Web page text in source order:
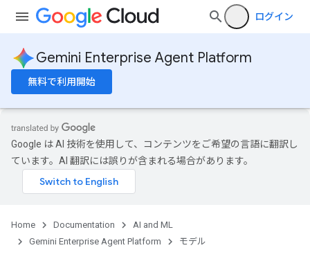
ログイン
Gemini Enterprise Agent Platform
無料で利用開始
Google は AI 技術を使用して、コンテンツをご希望の言語に翻訳し
ています。AI 翻訳には誤りが含まれる場合があります。
Home Documentation
AI and ML
Gemini Enterprise Agent Platform
モデル